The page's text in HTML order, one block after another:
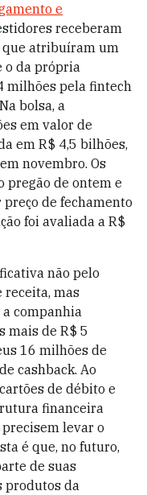
e
receberam
que atribuíram um
o da própria
milhões pela fintech
bolsa, a
em valor de
em R$ 4,5 bilhões,
novembro. Os
pregão de ontem e
de fechamento
foi avaliada a R$
não pelo
receita, mas
companhia
mais de R$ 5
16 milhões de
cashback. Ao
de débito e
financeira
levar o
é que, no futuro,
de suas
produtos da